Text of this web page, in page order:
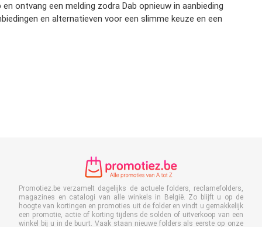
ontvang een melding zodra Dab opnieuw in aanbieding
en alternatieven voor een slimme keuze en een
Promotiez.be verzamelt dagelijks de actuele folders, reclamefolders,
magazines en catalogi van alle winkels in België. Zo blijft u op de
hoogte van kortingen en promoties uit de folder en vindt u gemakkelijk
een promotie, actie of korting tijdens de solden of uitverkoop van een
winkel bij u in de buurt. Vaak staan nieuwe folders als eerste op onze